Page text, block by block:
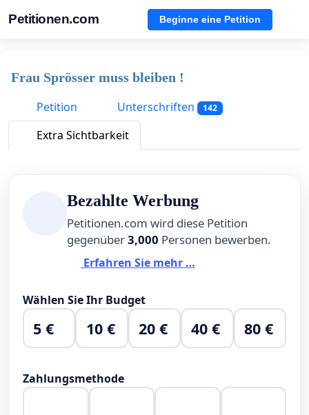
Petitionen.com Beginne eine Petition
Frau Sprösser muss bleiben !
Petition
Unterschriften 142
Extra Sichtbarkeit
Bezahlte Werbung
Petitionen.com wird diese Petition
gegenüber3,000 Personen bewerben.
Erfahren Sie mehr …
Wählen Sie Ihr Budget
5 € 10 € 20 € 40 € 80 €
Zahlungsmethode